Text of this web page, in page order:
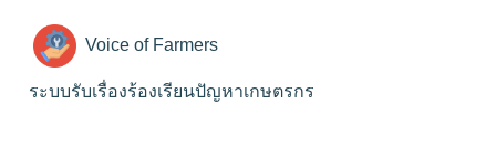
Voice of Farmers
ระบบรับเรื่องร้องเรียนปัญหาเกษตรกร